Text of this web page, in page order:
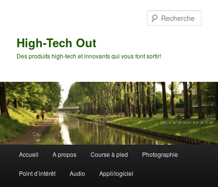
High-Tech Out
Des produits high-tech et innovants qui vous font sortir!
principal
Accueil A propos Course à pied Photographie
Point d’intérêt Audio Appli/logiciel